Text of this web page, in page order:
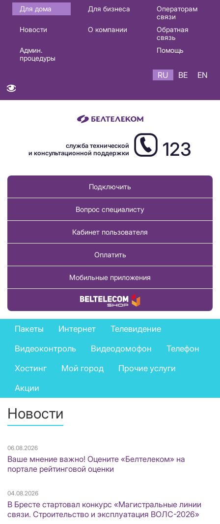
Основная
навигация
Для дома Для бизнеса
Операторам
связи
Новости
О компании
Обратная
связь
Админ.
процедуры
Помощь
RU BE EN
служба технической
и консультационной поддержки
123
Подключить
Вопрос специалисту
Кабинет пользователя
Оплатить
Мобильные приложения
Купить товар
Private
services
menu
Пакеты Интернет
Телевидение
Видеоконтроль
Видеодомофон
Телефон
Хостинг
Мой город
Прочие услуги
Акции
Новости
06.08.2026
Ваше мнение важно! Оцените «Белтелеком» на
портале рейтинговой оценки
04.08.2026
В Бресте стартовал конкурс «Магистральные линии
связи. Строительство и эксплуатация ВОЛС-2026»